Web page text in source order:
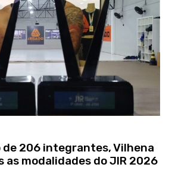
de 206 integrantes, Vilhena
modalidades do JIR 2026